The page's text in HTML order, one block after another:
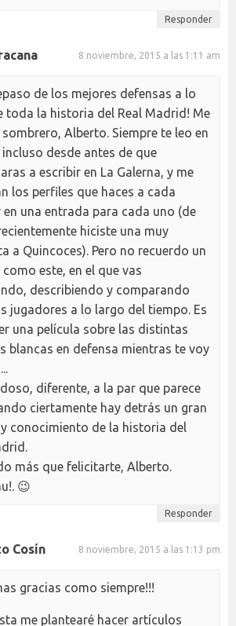
Responder
8 noviembre, 2015 a las 1:11 am
de los mejores defensas a lo
toda la historia del Real Madrid! Me
Alberto. Siempre te leo en
desde antes de que
a escribir en La Galerna, y me
los perfiles que haces a cada
una entrada para cada uno (de
hiciste una muy
a Quincoces). Pero no recuerdo un
este, en el que vas
describiendo y comparando
jugadores a lo largo del tiempo. Es
una película sobre las distintas
blancas en defensa mientras te voy
diferente, a la par que parece
ciertamente hay detrás un gran
conocimiento de la historia del
más que felicitarte, Alberto.
😉
Responder
Cosín 8 noviembre, 2015 a las 1:13 pm
gracias como siempre!!!
me plantearé hacer artículos